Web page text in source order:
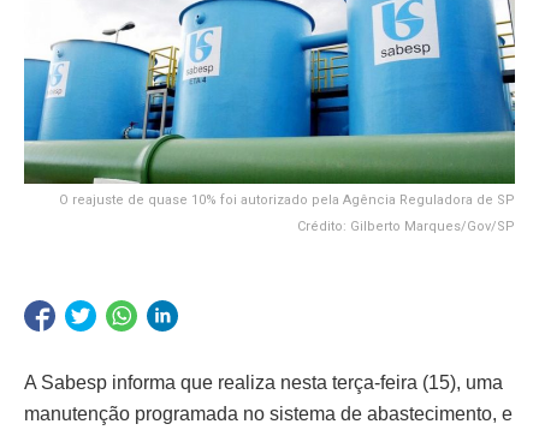
O reajuste de quase 10% foi autorizado pela Agência Reguladora de SP
Crédito: Gilberto Marques/Gov/SP
A Sabesp informa que realiza nesta terça-feira (15), uma
manutenção programada no sistema de abastecimento, e